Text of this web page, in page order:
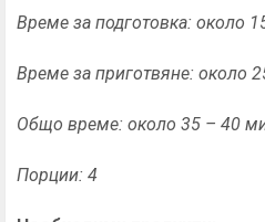
Време за подготовка: около
Време за приготвяне: около
Общо време: около 35 – 40
Порции: 4